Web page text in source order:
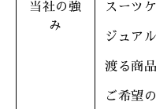
当社の強
み
スーツ
ジュア
渡る商
ご希望